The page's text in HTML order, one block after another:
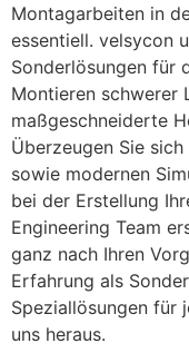
Montagarbeiten in
essentiell. velsycon
Sonderlösungen für
Montieren schwerer
maßgeschneiderte
Überzeugen Sie
sowie modernen
bei der Erstellung
Engineering Team
ganz nach Ihren
Erfahrung als
Speziallösungen für
uns heraus.